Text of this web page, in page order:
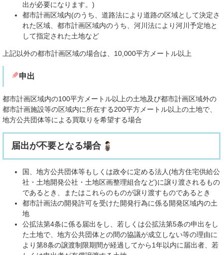
出が必要になります。)
都市計画区域内(のうち、道路法により道路の区域として決定さ
れた区域、都市計画区域内のうち、河川法により河川予定地と
して指定された土地など
上記以外の都市計画区域の場合は、10,000平方メートル以上
申出
都市計画区域内の100平方メートル以上の土地及び都市計画区域外の
都市計画施設等の区域内に所在する200平方メートル以上の土地で、
地方公共団体等による買取りを希望する場合
届出が不要となる場合
国、地方公共団体等もしくは政令に定める法人(地方住宅供給公
社・土地開発公社・土地区画整理組合など)に譲り渡されるもの
であるとき、またはこれらのものが譲り渡すものであるとき
都市計画法の開発許可を受けた開発行為に係る開発区域内の土
地
公拡法第4条に係る届出をし、若しくは公拡法第5条の申出をし
た土地で、地方公共団体との間の協議が成立しない等の理由に
より第8条の譲渡制限期間が経過してから1年以内に届出者、若